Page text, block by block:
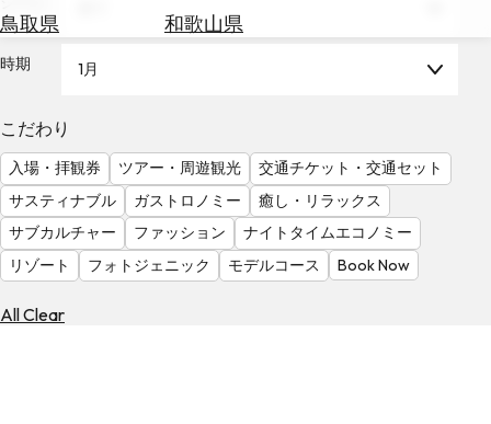
鳥取県
和歌山県
を
調
べ
る
天
気
を
見
る
時期 1月
こだわり
入場・拝観券 ツアー・周遊観光
交通チケット・交通セット
サスティナブル
ガストロノミー
癒し・リラックス
サブカルチャー
ファッション
ナイトタイムエコノミー
リゾート
フォトジェニック モデルコース Book Now
All Clear